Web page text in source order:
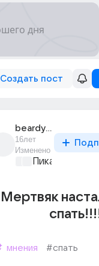
Создать пост
beardy_vlad_1
16лет
Изменено
Пикантно о
Мертвяк
мнения #спать